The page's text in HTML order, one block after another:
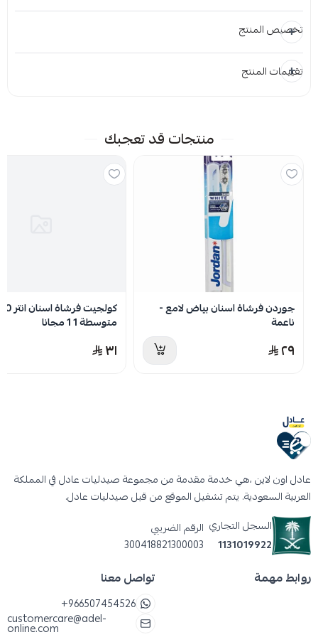
تخصيص المنتج
المرفقات
اسحب و افلت الملف هنا
تقييمات المنتج
لا توجد تقييمات حاليا
منتجات قد تعجبك
جوردن فرشاة اسنان بياض لامع -
ناعمة
٢٩
متوسطة 1 1 مجانا
٣١
عادل اون لاين ،هي خدمة مقدمة من مجموعة صيدليات عادل في المملكة
العربية السعودية. يتم تشغيل الموقع من قبل صيدليات عادل.
السجل التجاري
1131019922
الرقم الضريبي
300418821300003
روابط مهمة تواصل معنا
+966507454526
customercare@adel-
online.com